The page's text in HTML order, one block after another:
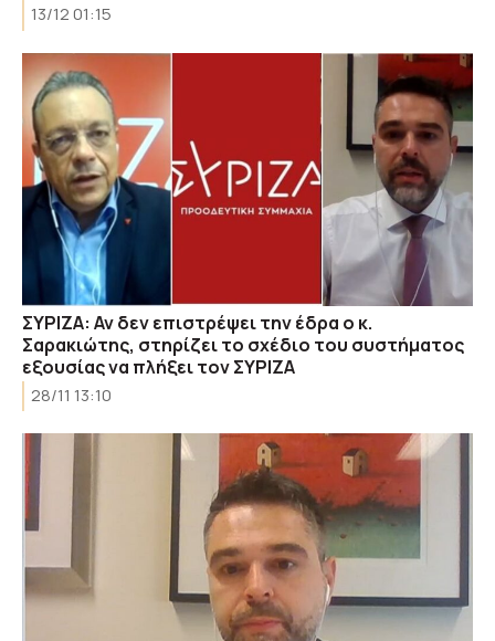
13/12 01:15
ΣΥΡΙΖΑ: Αν δεν επιστρέψει την έδρα ο κ.
Σαρακιώτης, στηρίζει το σχέδιο του συστήματος
εξουσίας να πλήξει τον ΣΥΡΙΖΑ
28/11 13:10